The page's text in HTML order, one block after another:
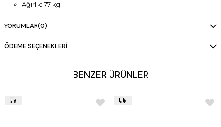
Ağırlık: 77 kg
Çift hazneli elektrikli tasarım
Yoğun kullanıma uygun dayanıklı yapı
YORUMLAR(0)
ÖDEME SEÇENEKLERI
BENZER ÜRÜNLER